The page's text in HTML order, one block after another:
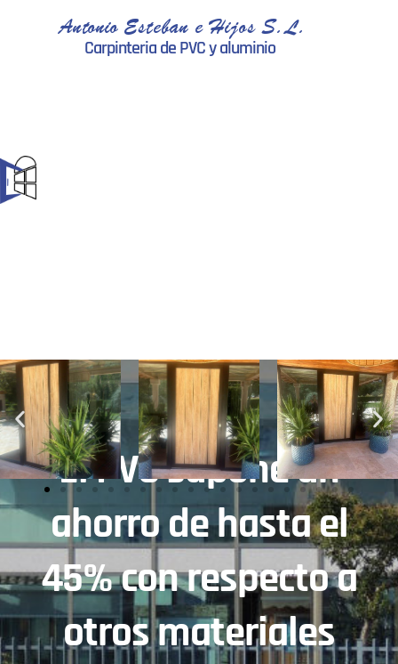
Antonio Esteban e Hijos S.L.
Carpinteria de PVC y aluminio
El PVC supone un
ahorro de hasta el
45% con respecto a
otros materiales